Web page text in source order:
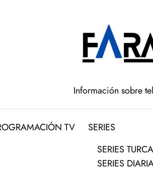
Información sobre
TV
SERIES
SERIES
SERIES